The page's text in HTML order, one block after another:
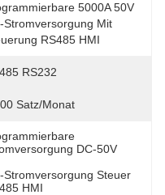
5000A 50V
Stromversorgung Mit
RS485 HMI
RS232
Satz/Monat
DC-50V
Stromversorgung Steuer
HMI